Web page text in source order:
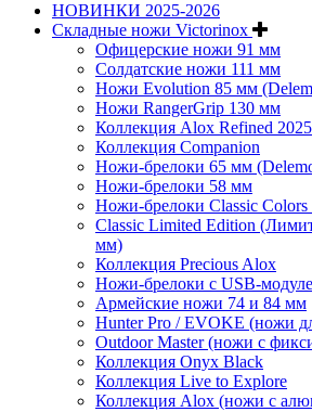
НОВИНКИ 2025-2026
Складные ножи Victorinox
Офицерские ножи 91 мм
Солдатские ножи 111 мм
Ножи Evolution 85 мм
Ножи RangerGrip 130 мм
Коллекция Alox Refined 2025
Коллекция Companion
Ножи-брелоки 65 мм
Ножи-брелоки 58 мм
Ножи-брелоки Classic Colors
Classic Limited Edition
мм)
Коллекция Precious Alox
Ножи-брелоки с USB-
Армейские ножи 74 и 84 мм
Hunter Pro / EVOKE (ножи
Outdoor Master (ножи с
Коллекция Onyx Black
Коллекция Live to Explore
Коллекция Alox (ножи с